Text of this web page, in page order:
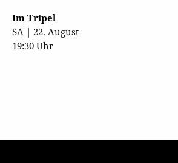
Im Tripel
SA | 22. August
19:30 Uhr